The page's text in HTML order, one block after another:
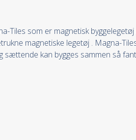
Tiles som er magnetisk
magnetiske legetøj . Magna-
kan bygges sammen så